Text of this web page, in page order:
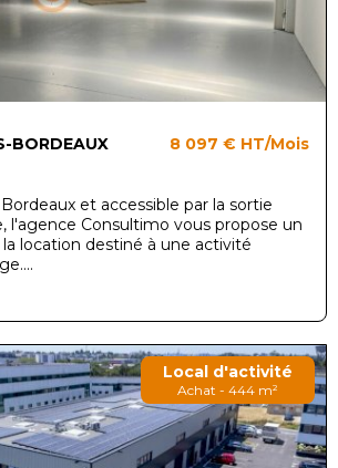
BORDEAUX 8 097 € HT/Mois
et accessible par la sortie
l'agence Consultimo vous propose un
la location destiné à une activité
Local d'activité
Achat - 444 m²